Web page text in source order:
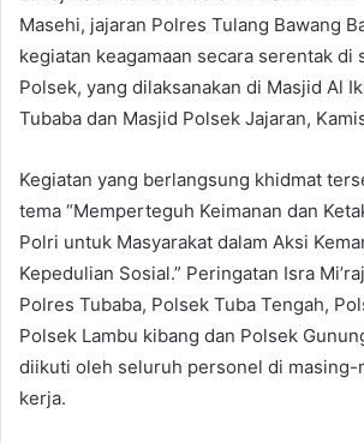
Masehi, jajaran Polres Tulang Bawang
kegiatan keagamaan secara serentak di
Polsek, yang dilaksanakan di Masjid Al
Tubaba dan Masjid Polsek Jajaran,
Kegiatan yang berlangsung khidmat
tema “Memperteguh Keimanan dan
Polri untuk Masyarakat dalam Aksi
Kepedulian Sosial.” Peringatan Isra
Polres Tubaba, Polsek Tuba Tengah,
Polsek Lambu kibang dan Polsek
diikuti oleh seluruh personel di masing-
kerja.